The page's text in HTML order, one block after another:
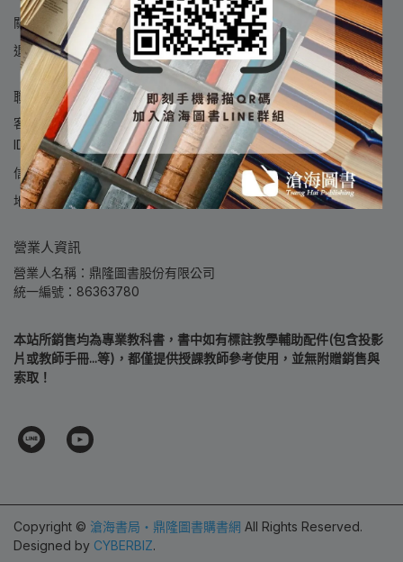
關於我們 我的帳戶 書籍購物說明
數位產品購物說明
退貨與退款說明
隱私政策 服務條款
聯絡資訊
客服時間：09:00 - 18:00 (週一至週五，例假日除外) | LINE
ID：@tsanghai
信箱：thbook@tsanghai.com.tw
地址：407 台中市西屯區臺灣大道三段540號11樓
營業人資訊
營業人名稱：鼎隆圖書股份有限公司
統一編號：86363780
本站所銷售均為專業教科書，書中如有標註教學輔助配件(包含投影
片或教師手冊...等)，都僅提供授課教師參考使用，並無附贈銷售與
索取！
Copyright © 滄海書局‧鼎隆圖書購書網 All Rights Reserved.
Designed by CYBERBIZ.